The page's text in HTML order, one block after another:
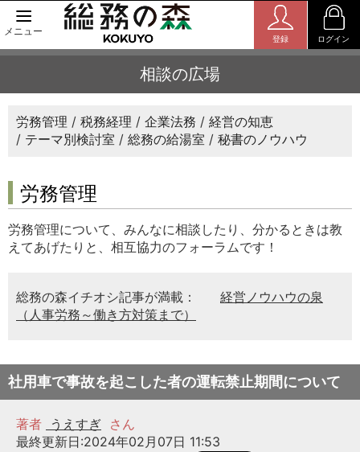
メニュー
登録 ログイン
相談の広場
労務管理 税務経理 企業法務
経営の知恵
テーマ別検討室
総務の給湯室 秘書のノウハウ
労務管理
労務管理について、みんなに相談したり、分かるときは教
えてあげたりと、相互協力のフォーラムです！
総務の森イチオシ記事が満載：
経営ノウハウの泉
（人事労務～働き方対策まで）
社用車で事故を起こした者の運転禁止期間について
著者 うえすぎ さん
最終更新日:2024年02月07日 11:53